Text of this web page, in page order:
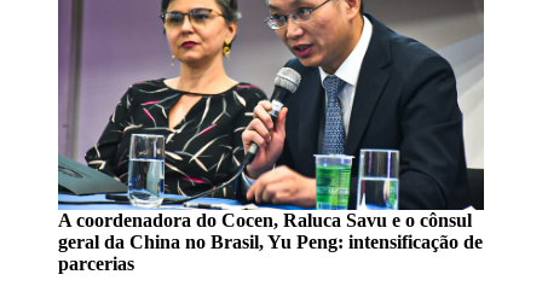
A coordenadora do Cocen, Raluca Savu e o cônsul
geral da China no Brasil, Yu Peng: intensificação de
parcerias